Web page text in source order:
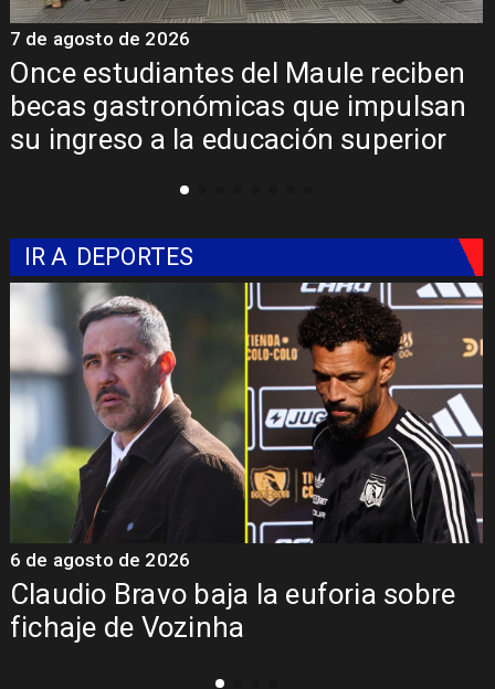
Once estudiantes del Maule reciben
becas gastronómicas que impulsan
su ingreso a la educación superior
7 de agosto de 2026
IR A DEPORTES
Claudio Bravo baja la euforia sobre
fichaje de Vozinha
6 de agosto de 2026